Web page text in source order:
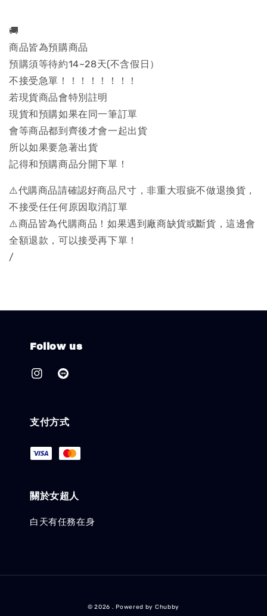
🚚
商品皆為預購商品
預購須等待約14~28天(不含假日）
不接受急單！！！！！！！！
若現貨商品會特別註明
現貨和預購如果在同一筆訂單
會等商品都到齊後才會一起出貨
所以如果要急著出貨
記得和預購商品分開下單！
⚠️代購商品請確認好商品尺寸，非重大瑕疵不做退換貨，
不接受任任何原因取消訂單
⚠️商品皆為代購商品！如果遇到廠商缺貨或斷貨，這邊會
全額退款，可以接受再下單！
/
Follow us
支付方式
關於女超人
白天有任務在身
© 2026 . Powered by Chubby